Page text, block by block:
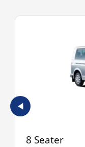
◀
8 Seater